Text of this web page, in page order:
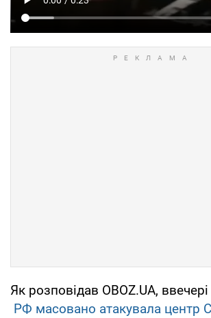
Як розповідав OBOZ.UA,
РФ масовано атакувала центр